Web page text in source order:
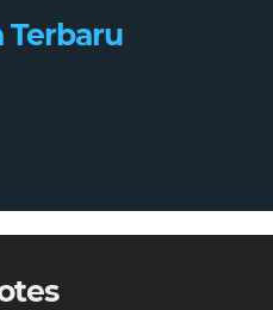
Terbaru